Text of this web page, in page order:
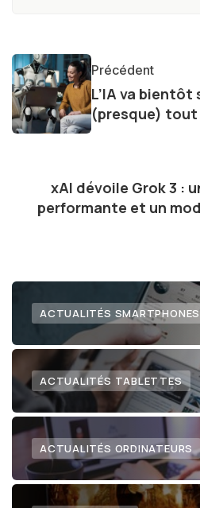
lumière les aspects
innovations. Mon travail
partager des réflexions sur
technologie sur notre vie
Précédent
L’IA va bientôt
(presque) tout
xAI dévoile Grok 3 :
performante et un
ACTUALITÉS SMARTPHONES
ACTUALITÉS TABLETTES
ACTUALITÉS ORDINATEURS